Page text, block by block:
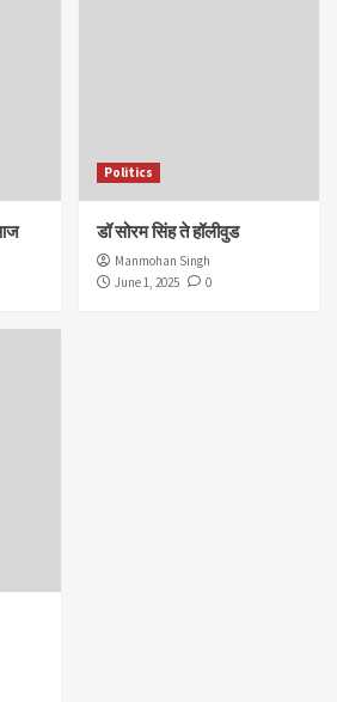
Politics
डॉ सोरम सिंह ते हॉलीवुड
Manmohan Singh
June 1, 2025
0